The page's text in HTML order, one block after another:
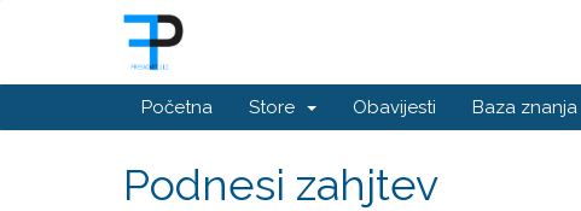
Početna Store Obavijesti Baza znanja
Podnesi zahjtev